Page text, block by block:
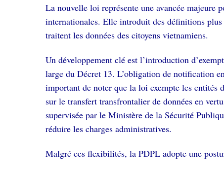
La nouvelle loi représente une avancée majeure
internationales. Elle introduit des définitions
traitent les données des citoyens vietnamiens.
Un développement clé est l’introduction
large du Décret 13. L’obligation de notification
important de noter que la loi exempte les entités
sur le transfert transfrontalier de données en
supervisée par le Ministère de la Sécurité
réduire les charges administratives.
Malgré ces flexibilités, la PDPL adopte une